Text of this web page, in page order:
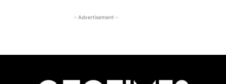
- Advertisement -